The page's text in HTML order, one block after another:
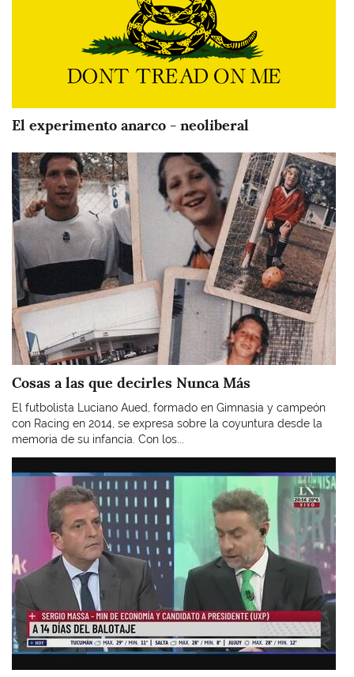
El experimento anarco - neoliberal
Imagen
Cosas a las que decirles Nunca Más
El futbolista Luciano Aued, formado en Gimnasia y campeón
con Racing en 2014, se expresa sobre la coyuntura desde la
memoria de su infancia. Con los...